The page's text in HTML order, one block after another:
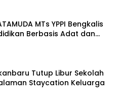
MTs YPPI Bengkalis
Berbasis Adat dan
Tutup Libur Sekolah
Staycation Keluarga